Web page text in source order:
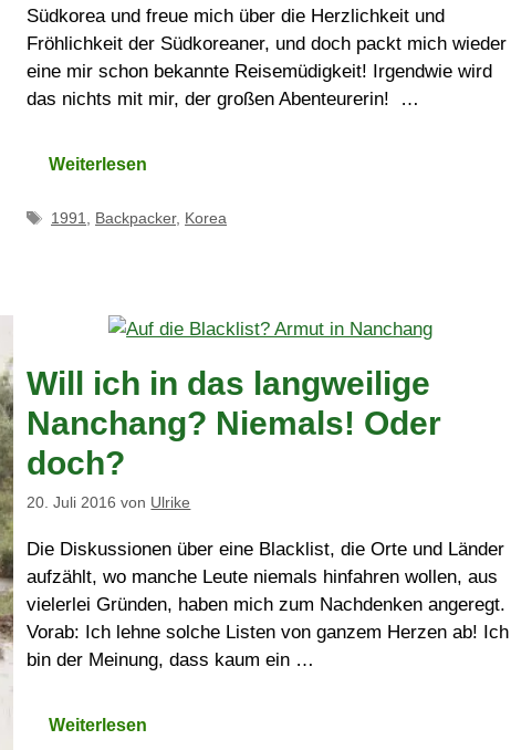
Südkorea und freue mich über die Herzlichkeit und
Fröhlichkeit der Südkoreaner, und doch packt mich wieder
eine mir schon bekannte Reisemüdigkeit! Irgendwie wird
das nichts mit mir, der großen Abenteurerin! …
Weiterlesen
Schlagwörter
1991 Backpacker, Korea
Will ich in das langweilige
Nanchang? Niemals! Oder
doch?
20. Juli 2016 von Ulrike
Die Diskussionen über eine Blacklist, die Orte und Länder
aufzählt, wo manche Leute niemals hinfahren wollen, aus
vielerlei Gründen, haben mich zum Nachdenken angeregt.
Vorab: Ich lehne solche Listen von ganzem Herzen ab! Ich
bin der Meinung, dass kaum ein …
Weiterlesen